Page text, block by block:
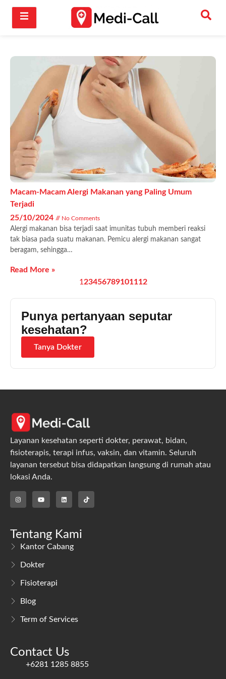
Macam-Macam Alergi Makanan yang Paling Umum
Terjadi
25/10/2024
No Comments
Alergi makanan bisa terjadi saat imunitas tubuh memberi reaksi
tak biasa pada suatu makanan. Pemicu alergi makanan sangat
beragam, sehingga…
Read More »
1 23456789101112
Punya pertanyaan seputar
kesehatan?
Tanya Dokter
Layanan kesehatan seperti dokter, perawat, bidan,
fisioterapis, terapi infus, vaksin, dan vitamin. Seluruh
layanan tersebut bisa didapatkan langsung di rumah atau
lokasi Anda.
Tentang Kami
Kantor Cabang
Dokter
Fisioterapi
Blog
Term of Services
Contact Us
+6281 1285 8855